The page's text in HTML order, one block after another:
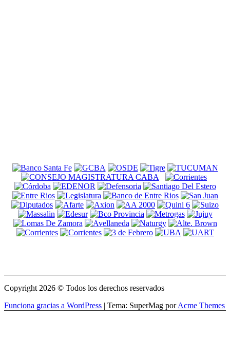
Copyright 2026 © Todos los derechos reservados
Funciona gracias a WordPress | Tema: SuperMag porAcme Themes